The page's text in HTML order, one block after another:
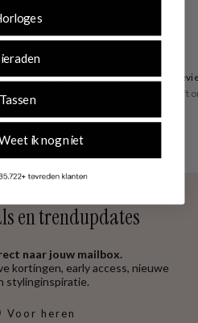
zoals je wilt
vooraf of achteraf
Uitstekende
Trusted Shops geeft
en trendupdates
naar jouw mailbox.
kortingen, early access, nieuwe
stylinginspiratie.
Voor heren
Tassen
ik nog niet